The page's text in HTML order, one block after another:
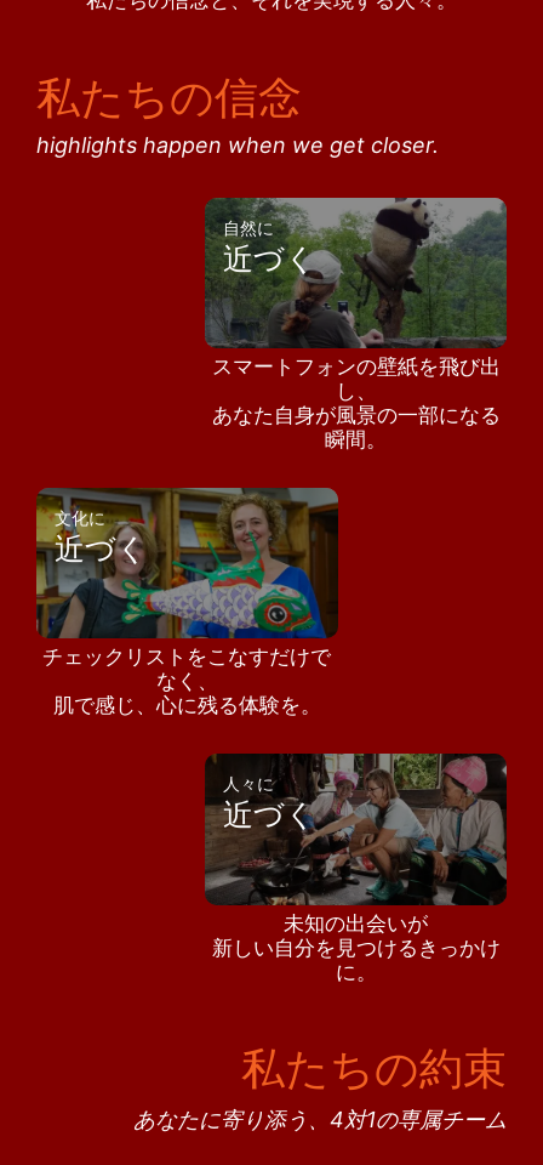
私たちの信念
highlights happen when we get closer.
自然に
近づく
スマートフォンの壁紙を飛び出
し、
あなた自身が風景の一部になる
瞬間。
文化に
近づく
チェックリストをこなすだけで
なく、
肌で感じ、心に残る体験を。
人々に
近づく
未知の出会いが
新しい自分を見つけるきっかけ
に。
私たちの約束
あなたに寄り添う、4対1の専属チーム